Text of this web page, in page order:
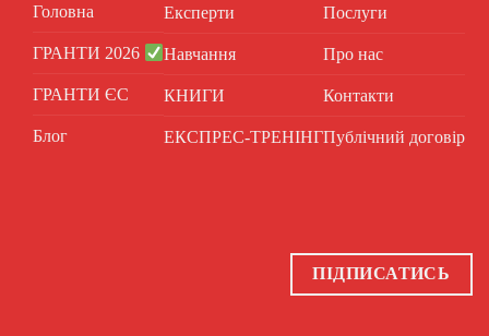
Головна
ГРАНТИ 2026
ГРАНТИ ЄС
Блог
Експерти
Навчання
КНИГИ
ЕКСПРЕС-ТРЕНІНГ
Послуги
Про нас
Контакти
Публічний договір
ПІДПИСАТИСЬ